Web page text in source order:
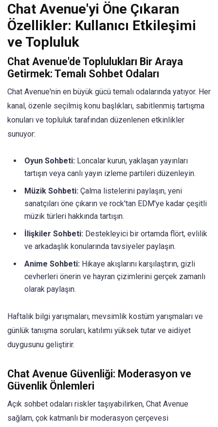
Chat Avenue'yi Öne Çıkaran
Özellikler: Kullanıcı Etkileşimi
ve Topluluk
Chat Avenue'de Toplulukları Bir Araya
Getirmek: Temalı Sohbet Odaları
Chat Avenue'nin en büyük gücü temalı odalarında yatıyor. Her
kanal, özenle seçilmiş konu başlıkları, sabitlenmiş tartışma
konuları ve topluluk tarafından düzenlenen etkinlikler
sunuyor:
Oyun Sohbeti: Loncalar kurun, yaklaşan yayınları
tartışın veya canlı yayın izleme partileri düzenleyin.
Müzik Sohbeti: Çalma listelerini paylaşın, yeni
sanatçıları öne çıkarın ve rock'tan EDM'ye kadar çeşitli
müzik türleri hakkında tartışın.
İlişkiler Sohbeti: Destekleyici bir ortamda flört, evlilik
ve arkadaşlık konularında tavsiyeler paylaşın.
Anime Sohbeti: Hikaye akışlarını karşılaştırın, gizli
cevherleri önerin ve hayran çizimlerini gerçek zamanlı
olarak paylaşın.
Haftalık bilgi yarışmaları, mevsimlik kostüm yarışmaları ve
günlük tanışma soruları, katılımı yüksek tutar ve aidiyet
duygusunu geliştirir.
Chat Avenue Güvenliği: Moderasyon ve
Güvenlik Önlemleri
Açık sohbet odaları riskler taşıyabilirken, Chat Avenue
sağlam, çok katmanlı bir moderasyon çerçevesi